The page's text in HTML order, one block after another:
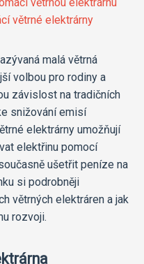
větrné elektrárny
malá větrná
volbou pro rodiny a
závislost na tradičních
snižování emisí
elektrárny umožňují
elektřinu pomocí
ušetřit peníze na
si podrobněji
větrných elektráren a jak
rozvoji.